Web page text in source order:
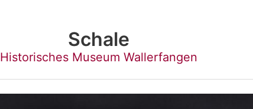
Schale
Historisches Museum Wallerfangen